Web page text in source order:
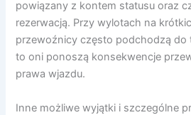
powiązany z kontem statusu oraz
rezerwacją. Przy wylotach na
przewoźnicy często podchodzą do
to oni ponoszą konsekwencje
prawa wjazdu.
Inne możliwe wyjątki i szczególne